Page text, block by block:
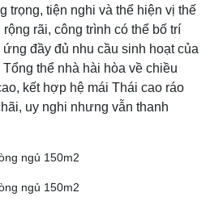
trọng, tiện nghi và thể hiện vị thế
rãi, công trình có thể bố trí
đầy đủ nhu cầu sinh hoạt của
thể nhà hài hòa về chiều
kết hợp hệ mái Thái cao ráo
uy nghi nhưng vẫn thanh